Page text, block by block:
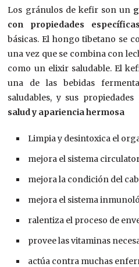
Los gránulos de kefir son un
con propiedades
básicas. El hongo tibetano se
una vez que se combina con
como un elixir saludable. El
una de las bebidas
saludables, y sus
salud y apariencia hermosa
Limpia y desintoxica el
mejora el sistema
mejora la condición del
mejora el sistema
ralentiza el proceso de
provee las vitaminas
actúa contra muchas